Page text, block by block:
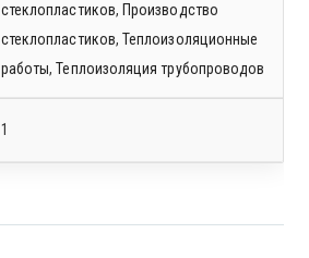
стеклопластиков, Производство
стеклопластиков,Теплоизоляционные
работы,Теплоизоляция трубопроводов
1